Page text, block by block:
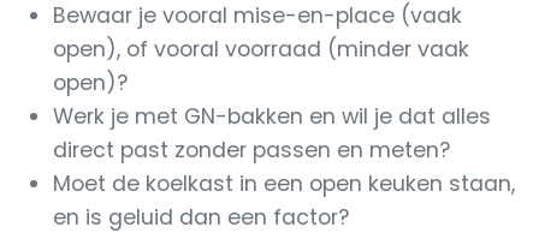
Bewaar je vooral mise-en-place (vaak
open), of vooral voorraad (minder vaak
open)?
Werk je met GN-bakken en wil je dat alles
direct past zonder passen en meten?
Moet de koelkast in een open keuken staan,
en is geluid dan een factor?